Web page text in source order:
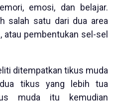
emosi, dan belajar.
salah satu dari dua area
atau pembentukan sel-sel
ditempatkan tikus muda
tikus yang lebih tua
muda itu kemudian